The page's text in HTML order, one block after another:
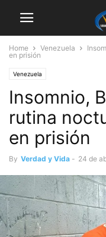
Home Venezuela
en prisión
Venezuela
Insomnio,
rutina
en prisión
By Verdad y Vida - 24 de